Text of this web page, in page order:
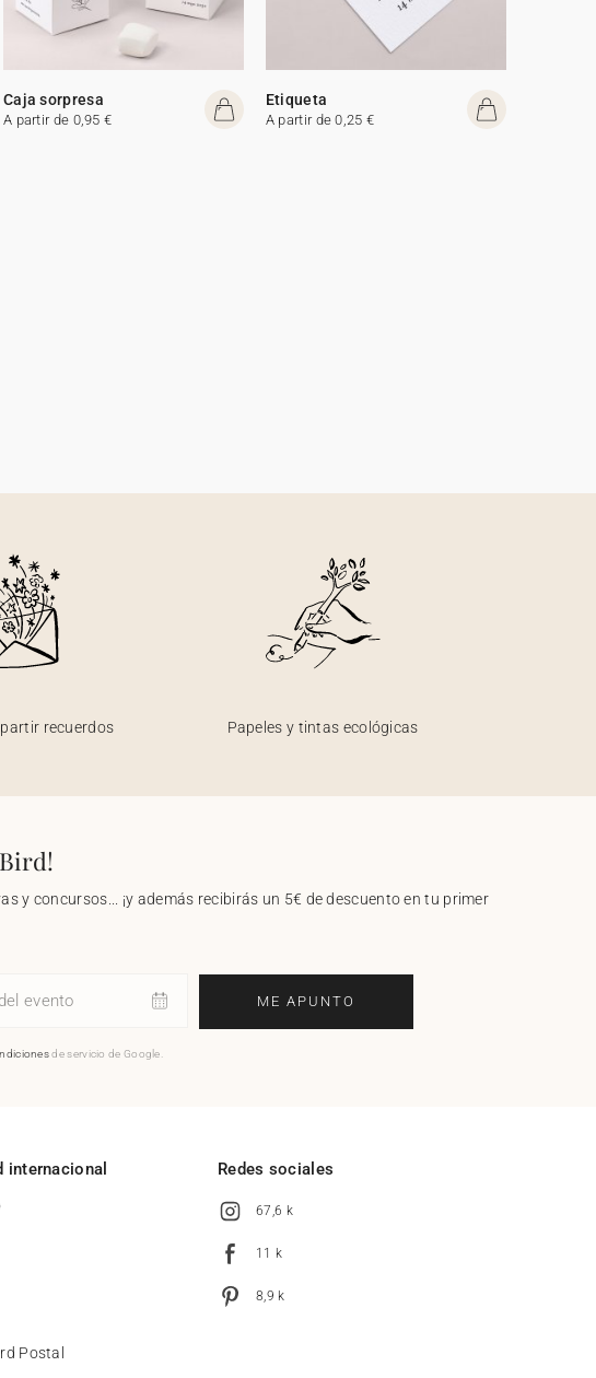
Caja sorpresa
A partir de 0,95 €
Etiqueta
A partir de 0,25 €
recuerdos Papeles y tintas ecológicas
y concursos... ¡y además recibirás un 5€ de descuento en tu primer
evento ME APUNTO
de servicio de Google.
internacional
Postal
Redes sociales
67,6 k
11 k
8,9 k